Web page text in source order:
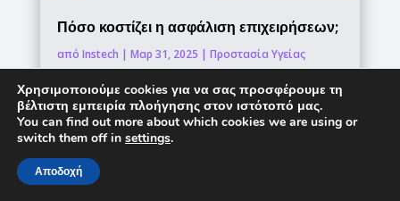
Πόσο κοστίζει η ασφάλιση επιχειρήσεων;
από Instech | Μαρ 31, 2025 | Προστασία Υγείας
Ένα ασφαλιστήριο συμβόλαιο μικρών
επιχειρήσεων δεν χρειάζεται να είναι
ακριβό. Η ακριβής τιμή που θα πληρώσετε
εξαρτάται από διάφορους παράγοντες,
όπως: Οι λειτουργίες της επιχείρησής σας
Χρησιμοποιούμε cookies για να σας προσφέρουμε τη
βέλτιστη εμπειρία πλοήγησης στον ιστότοπό μας.
You can find out more about which cookies we are using or
switch them off in settings.
Αποδοχή